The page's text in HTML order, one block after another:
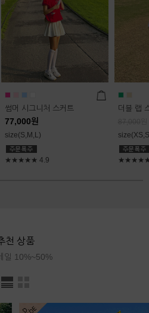
썸머 시그니처 스커트
77,000원
size(S,M,L)
★★★★★ 4.9
더블 랩
천 상품
일 10%~50%